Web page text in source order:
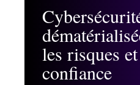
les risques
confiance